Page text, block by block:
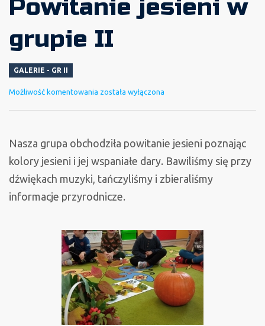
Powitanie jesieni w
grupie II
GALERIE - GR II
Możliwość komentowania Powitanie
grupie
II
została wyłączona
Nasza grupa obchodziła powitanie jesieni poznając
kolory jesieni i jej wspaniałe dary. Bawiliśmy się przy
dźwiękach muzyki, tańczyliśmy i zbieraliśmy
informacje przyrodnicze.